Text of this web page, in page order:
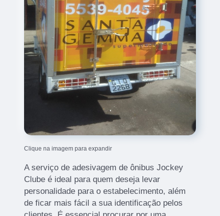
Clique na imagem para expandir
A serviço de adesivagem de ônibus Jockey
Clube é ideal para quem deseja levar
personalidade para o estabelecimento, além
de ficar mais fácil a sua identificação pelos